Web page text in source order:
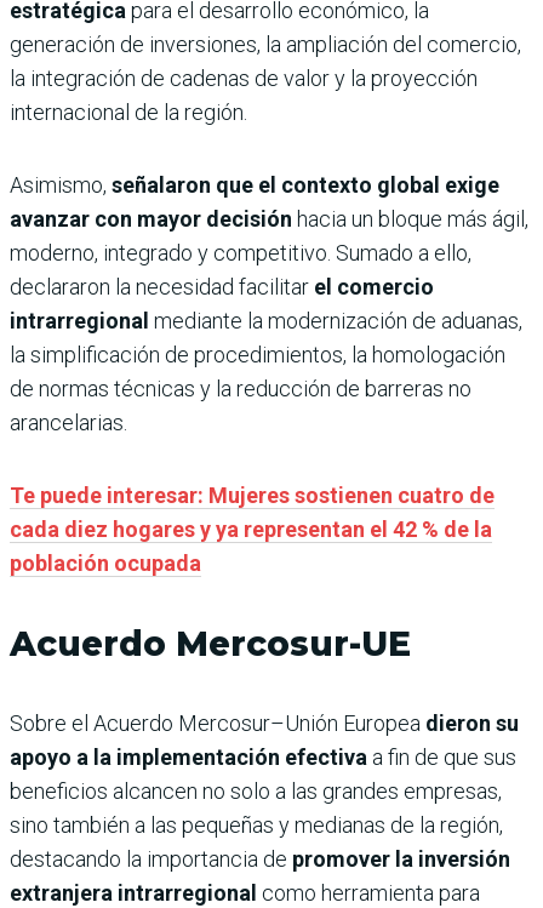
estratégicapara el desarrollo económico, la
generación de inversiones, la ampliación del comercio,
la integración de cadenas de valor y la proyección
internacional de la región.
Asimismo, señalaron que el contexto global exige
avanzar con mayor decisión hacia un bloque más ágil,
moderno, integrado y competitivo. Sumado a ello,
declararon la necesidad facilitar el comercio
intrarregional mediante la modernización de aduanas,
la simplificación de procedimientos, la homologación
de normas técnicas y la reducción de barreras no
arancelarias.
Te puede interesar: Mujeres sostienen cuatro de
cada diez hogares y ya representan el 42 % de la
población ocupada
Acuerdo Mercosur-UE
Sobre el Acuerdo Mercosur–Unión Europea dieron su
apoyo a la implementación efectiva a fin de que sus
beneficios alcancen no solo a las grandes empresas,
sino también a las pequeñas y medianas de la región,
destacando la importancia de promover la inversión
extranjera intrarregional como herramienta para